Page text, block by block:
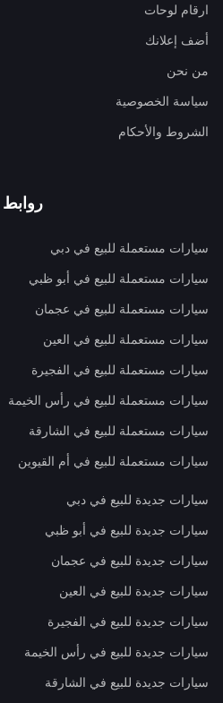
ارقام لوحات
أضف إعلانك
من نحن
سياسة الخصوصية
الشروط والأحكام
روابط
سيارات مستعملة للبيع في دبي
سيارات مستعملة للبيع في أبو ظبي
سيارات مستعملة للبيع في عجمان
سيارات مستعملة للبيع في العين
سيارات مستعملة للبيع في الفجيرة
سيارات مستعملة للبيع في رأس الخيمة
سيارات مستعملة للبيع في الشارقة
سيارات مستعملة للبيع في أم القيوين
سيارات جديدة للبيع في دبي
سيارات جديدة للبيع في أبو ظبي
سيارات جديدة للبيع في عجمان
سيارات جديدة للبيع في العين
سيارات جديدة للبيع في الفجيرة
سيارات جديدة للبيع في رأس الخيمة
سيارات جديدة للبيع في الشارقة